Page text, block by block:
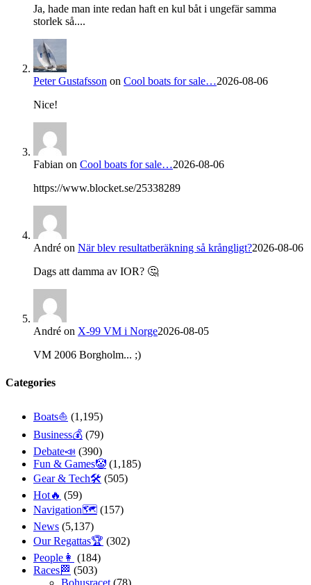
Ja, hade man inte redan haft en kul båt i ungefär samma
storlek så....
Peter Gustafsson on Cool boats for sale…2026-08-06
Nice!
Fabian on Cool boats for sale…2026-08-06
https://www.blocket.se/25338289
André on När blev resultatberäkning så krångligt?2026-08-06
Dags att damma av IOR? 🤔
André on X-99 VM i Norge2026-08-05
VM 2006 Borgholm... ;)
Categories
Boats⛵️ (1,195)
Business💰 (79)
Debate📣 (390)
Fun & Games🤡 (1,185)
Gear & Tech🛠 (505)
Hot🔥 (59)
Navigation🗺 (157)
News (5,137)
Our Regattas🏆 (302)
People👩 (184)
Races🏁 (503)
Bohusracet (78)